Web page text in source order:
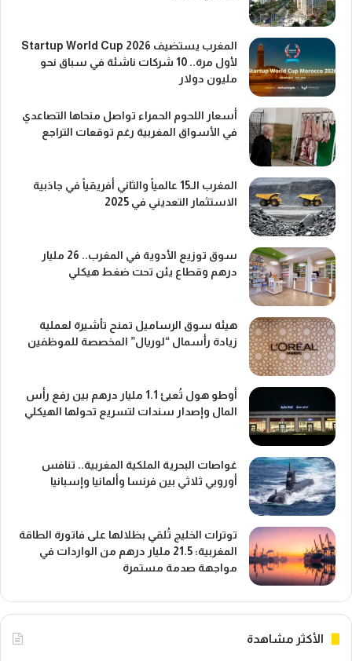
المغرب يستضيف Startup World Cup 2026
لأول مرة.. 10 شركات ناشئة في سباق نحو
مليون دولار
أسعار اللحوم الحمراء تواصل منحاها التصاعدي
في الأسواق المغربية رغم توقعات التراجع
المغرب الـ15 عالمياً والثاني أفريقياً في جاذبية
الاستثمار التعديني في 2025
سوق توزيع الأدوية في المغرب.. 26 مليار
درهم وقطاع يئن تحت ضغط هيكلي
هيئة سوق الرساميل تمنح تأشيرة لعملية
زيادة رأسمال “لوريال” المخصصة للموظفين
أوطو هول تُعبئ 1.1 مليار درهم بين رفع رأس
المال وإصدار سندات لتسريع تحولها الهيكلي
غواصات البحرية الملكية المغربية.. تنافس
أوروبي ثلاثي بين فرنسا وألمانيا وإسبانيا
توترات الخليج تُلقي بظلالها على فاتورة الطاقة
المغربية: 21.5 مليار درهم من الواردات في
مواجهة صدمة مستمرة
الأكثر مشاهدة